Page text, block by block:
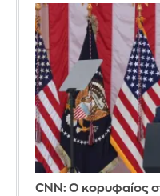
CNN: Ο κορυφαίος